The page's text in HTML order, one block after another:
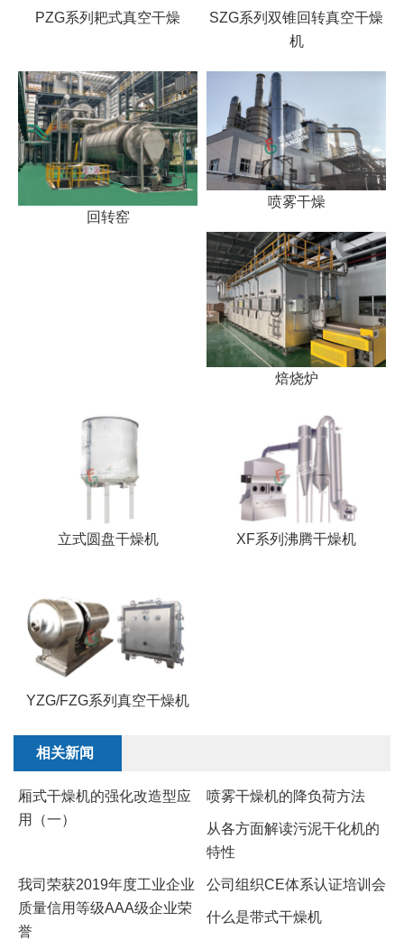
PZG系列耙式真空干燥
SZG系列双锥回转真空干燥
机
回转窑
喷雾干燥
焙烧炉
立式圆盘干燥机 XF系列沸腾干燥机
YZG/FZG系列真空干燥机
相关新闻
厢式干燥机的强化改造型应
用（一）
​喷雾干燥机的降负荷方法
​从各方面解读污泥干化机的
特性
我司荣获2019年度工业企业
质量信用等级AAA级企业荣
誉
公司组织CE体系认证培训会
什么是带式干燥机